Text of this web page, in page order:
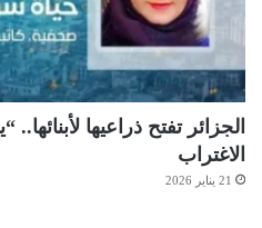
الجزائر تفتح ذراعيها
الاغتراب
21 يناير 2026